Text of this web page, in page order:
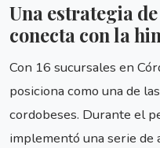
Una estrategia
conecta con la
Con 16 sucursales en
posiciona como una de
cordobeses. Durante el
implementó una serie de